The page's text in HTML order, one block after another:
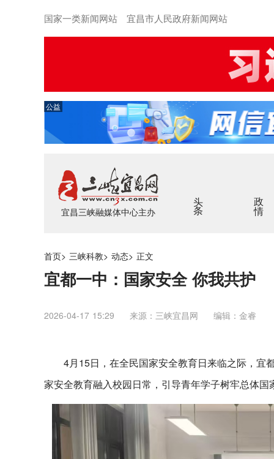
国家一类新闻网站 宜昌市人民政府新闻网站
公益
宜昌三峡融媒体中心主办
头条 政情
首页> 三峡科教> 动态> 正文
宜都一中：国家安全 你我共护
2026-04-17 15:29 来源：三峡宜昌网 编辑：金睿
4月15日，在全民国家安全教育日来临之际，宜
家安全教育融入校园日常，引导青年学子树牢总体